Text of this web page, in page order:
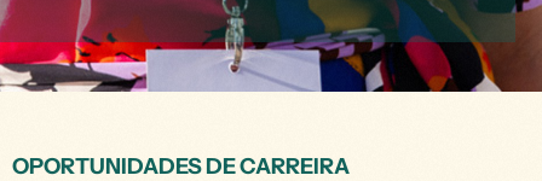
OPORTUNIDADES DE CARREIRA